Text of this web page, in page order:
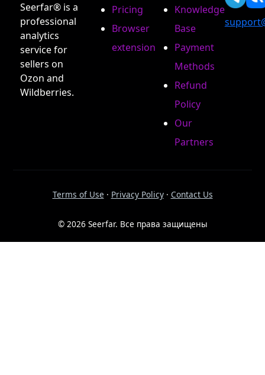
Seerfar® is a
professional
analytics
service for
sellers on
Ozon and
Wildberries.
Pricing
Browser
extension
Knowledge
Base
Payment
Methods
Refund
Policy
Our
Partners
Terms of Use · Privacy Policy· Contact Us
© 2026 Seerfar. Все права защищены